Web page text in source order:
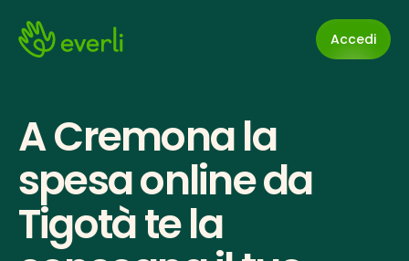
Accedi
A Cremona la
spesa online da
Tigotà te la